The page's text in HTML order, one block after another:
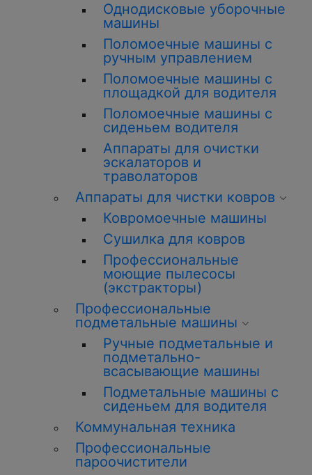
Однодисковые уборочные
машины
Поломоечные машины с
ручным управлением
Поломоечные машины с
площадкой для водителя
Поломоечные машины с
сиденьем водителя
Аппараты для очистки
эскалаторов и
траволаторов
Аппараты для чистки ковров
Ковромоечные машины
Сушилка для ковров
Профессиональные
моющие пылесосы
(экстракторы)
Профессиональные
подметальные машины
Ручные подметальные и
подметально-
всасывающие машины
Подметальные машины с
сиденьем для водителя
Коммунальная техника
Профессиональные
пароочистители